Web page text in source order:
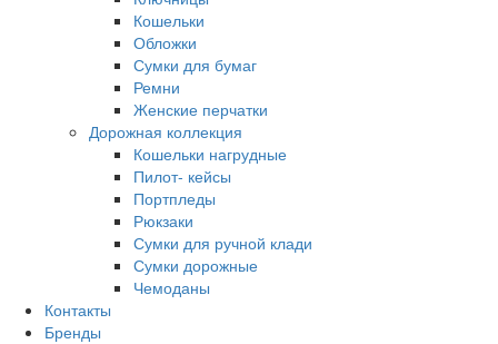
Кошельки
Обложки
Сумки для бумаг
Ремни
Женские перчатки
Дорожная коллекция
Кошельки нагрудные
Пилот- кейсы
Портпледы
Рюкзаки
Сумки для ручной клади
Сумки дорожные
Чемоданы
Контакты
Бренды